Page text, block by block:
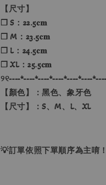
【尺寸】
❐ S：22.5𝐜𝐦
❐ M：23.5𝐜𝐦
❐ L：24.5𝐜𝐦
❐ XL：25.5𝐜𝐦
୨୧----*----*----*----*----*----
【顏色】：黑色、象牙色
【尺寸】：S、M、L、XL
💡訂單依照下單順序為主唷！